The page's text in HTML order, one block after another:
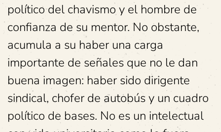
político del chavismo y el hombre de
confianza de su mentor. No obstante,
acumula a su haber una carga
importante de señales que no le dan
buena imagen: haber sido dirigente
sindical, chofer de autobús y un cuadro
político de bases. No es un intelectual